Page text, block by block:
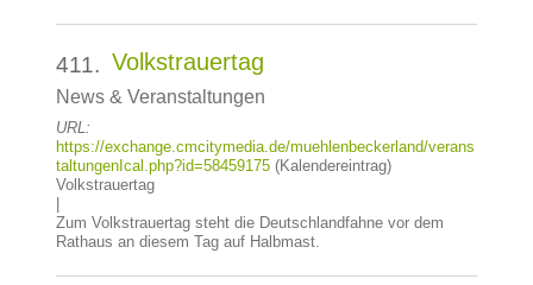
411. Volkstrauertag
News & Veranstaltungen
URL:
https://exchange.cmcitymedia.de/muehlenbeckerland/verans
taltungenIcal.php?id=58459175(Kalendereintrag)
Volkstrauertag
Zum Volkstrauertag steht die Deutschlandfahne vor dem
Rathaus an diesem Tag auf Halbmast.